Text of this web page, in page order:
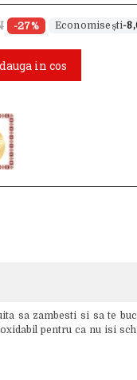
-27% -
in cos
sa zambesti si sa te
pentru ca nu isi